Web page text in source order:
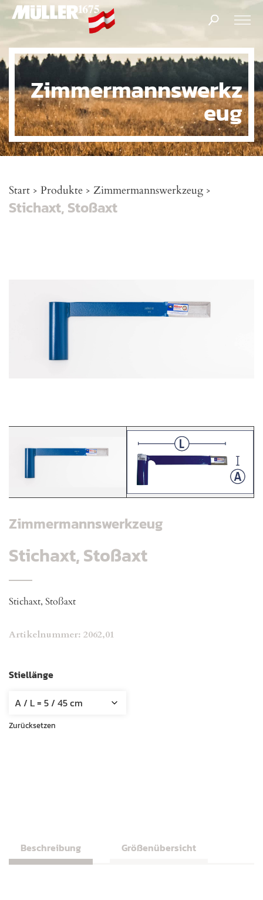
Products
search
Zimmermannswerkz
eug
Start > Produkte > Zimmermannswerkzeug >
Stichaxt, Stoßaxt
Zimmermannswerkzeug
Stichaxt, Stoßaxt
Stichaxt, Stoßaxt
Artikelnummer: 2062,01
Stiellänge
Zurücksetzen
Beschreibung Größenübersicht